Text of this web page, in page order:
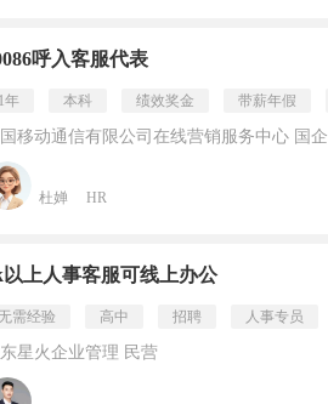
呼入客服代表
年 本科 绩效奖金 带薪年假
移动通信有限公司在线营销服务中心 国企
杜婵 HR
以上人事客服可线上办公
需经验 高中 招聘 人事专员
星火企业管理 民营